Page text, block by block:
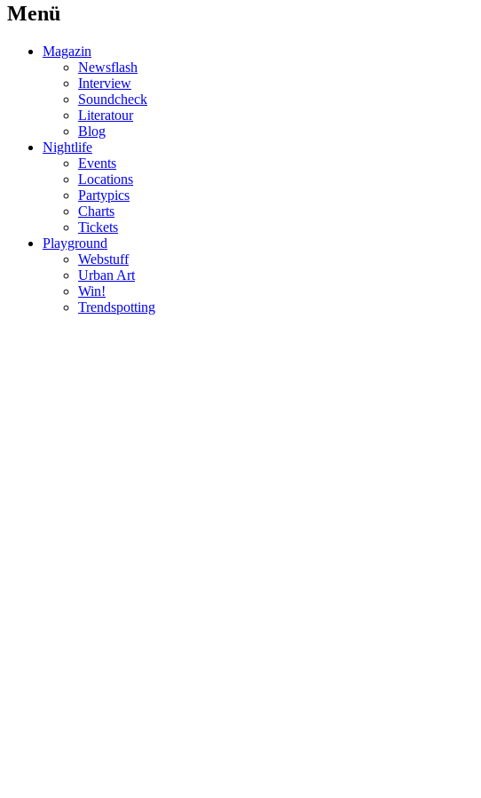
Menü
Magazin
Newsflash
Interview
Soundcheck
Literatour
Blog
Nightlife
Events
Locations
Partypics
Charts
Tickets
Playground
Webstuff
Urban Art
Win!
Trendspotting